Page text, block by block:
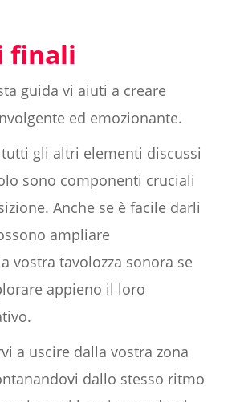
finali
guida vi aiuti a creare
ed emozionante.
tutti gli altri elementi discussi
sono componenti cruciali
Anche se è facile darli
ampliare
vostra tavolozza sonora se
appieno il loro
a uscire dalla vostra zona
dallo stesso ritmo